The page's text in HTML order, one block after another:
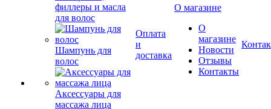
филлеры и масла
для волос
Шампунь для
волос
Аксессуары для
массажа лица
Оплата
и
доставка
О магазине
О
магазине
Новости
Отзывы
Контакты